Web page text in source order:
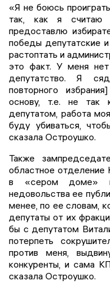
«Я не боюсь
так, как я
предоставлю
победы депутатские
растоптать и
это факт. У меня нет
депутатство. Я
повторного
основу, т.е. не
депутатом, работа
буду убиваться,
сказала Остроушко.
Также
областное
в «сером доме»
недовольства ее
менее, по ее словам,
депутаты от их
бы с депутатом
потерпеть
против меня,
конкуренты, и сама
сказала Остроушко.